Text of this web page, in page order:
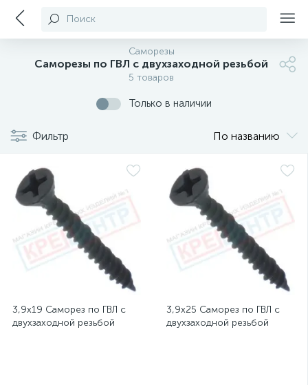
Поиск
Саморезы
Саморезы по ГВЛ с двухзаходной резьбой
5 товаров
Только в наличии
Фильтр По названию
3,9х19 Саморез по ГВЛ с
двухзаходной резьбой
3,9х25 Саморез по ГВЛ с
двухзаходной резьбой